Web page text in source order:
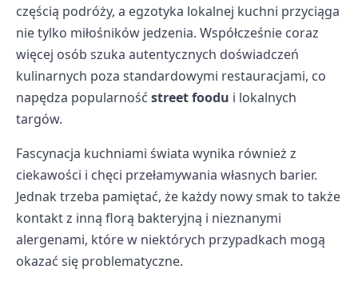
częścią podróży, a egzotyka lokalnej kuchni przyciąga
nie tylko miłośników jedzenia. Współcześnie coraz
więcej osób szuka autentycznych doświadczeń
kulinarnych poza standardowymi restauracjami, co
napędza popularność street foodu i lokalnych
targów.
Fascynacja kuchniami świata wynika również z
ciekawości i chęci przełamywania własnych barier.
Jednak trzeba pamiętać, że każdy nowy smak to także
kontakt z inną florą bakteryjną i nieznanymi
alergenami, które w niektórych przypadkach mogą
okazać się problematyczne.